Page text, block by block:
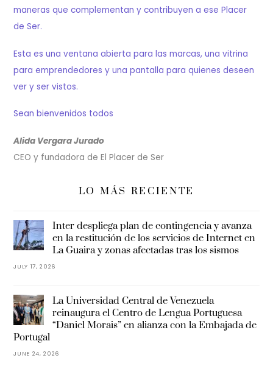
maneras que complementan y contribuyen a ese Placer
de Ser.
Esta es una ventana abierta para las marcas, una vitrina
para emprendedores y una pantalla para quienes deseen
ver y ser vistos.
Sean bienvenidos todos
Alida Vergara Jurado
CEO y fundadora de El Placer de Ser
LO MÁS RECIENTE
Inter despliega plan de contingencia y avanza
en la restitución de los servicios de Internet en
La Guaira y zonas afectadas tras los sismos
JULY 17, 2026
La Universidad Central de Venezuela
reinaugura el Centro de Lengua Portuguesa
“Daniel Morais” en alianza con la Embajada de
Portugal
JUNE 24, 2026